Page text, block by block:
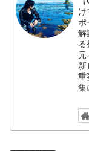
け
ポ
解
る
元
新
重
集